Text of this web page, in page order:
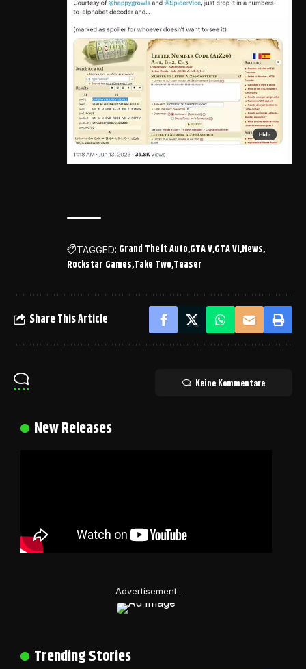
TAGGED: Grand Theft Auto GTA VGTA VI News
Rockstar Games Take Two Teaser
Share This Article
Keine Kommentare
New Releases
- Advertisement -
Trending Stories